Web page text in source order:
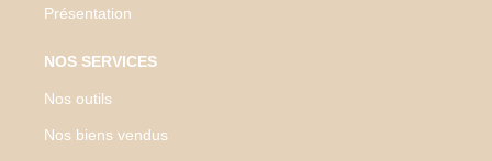
Présentation
NOS SERVICES
Nos outils
Nos biens vendus